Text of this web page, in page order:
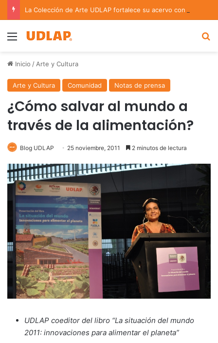
Menu
Inicio / Arte y Cultura
Arte y Cultura Comunidad Notas de prensa
¿Cómo salvar al mundo a
través de la alimentación?
Blog UDLAP 25 noviembre, 2011 2 minutos de lectura
UDLAP coeditor del libro “La situación del mundo
2011: innovaciones para alimentar el planeta”